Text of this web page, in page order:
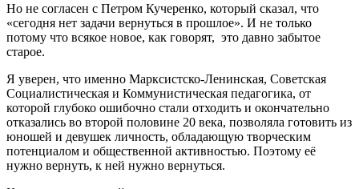
Но не согласен с Петром Кучеренко, который сказал, что
«сегодня нет задачи вернуться в прошлое». И не только
потому что всякое новое, как говорят, это давно забытое
старое.
Я уверен, что именно Марксистско-Ленинская, Советская
Социалистическая и Коммунистическая педагогика, от
которой глубоко ошибочно стали отходить и окончательно
отказались во второй половине 20 века, позволяла готовить из
юношей и девушек личность, обладающую творческим
потенциалом и общественной активностью. Поэтому её
нужно вернуть, к ней нужно вернуться.